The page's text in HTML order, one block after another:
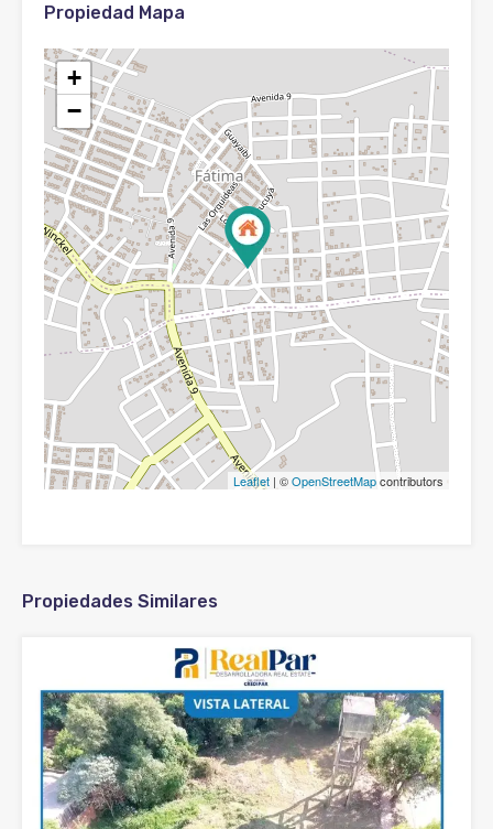
Propiedad Mapa
+
−
Leaflet | ©OpenStreetMapcontributors
Propiedades Similares